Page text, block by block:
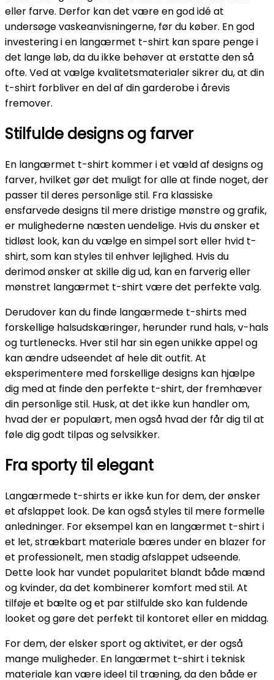
eller farve. Derfor kan det være en god idé at
undersøge vaskeanvisningerne, før du køber. En god
investering i en langærmet t-shirt kan spare penge i
det lange løb, da du ikke behøver at erstatte den så
ofte. Ved at vælge kvalitetsmaterialer sikrer du, at din
t-shirt forbliver en del af din garderobe i årevis
fremover.
Stilfulde designs og farver
En langærmet t-shirt kommer i et væld af designs og
farver, hvilket gør det muligt for alle at finde noget, der
passer til deres personlige stil. Fra klassiske
ensfarvede designs til mere dristige mønstre og grafik,
er mulighederne næsten uendelige. Hvis du ønsker et
tidløst look, kan du vælge en simpel sort eller hvid t-
shirt, som kan styles til enhver lejlighed. Hvis du
derimod ønsker at skille dig ud, kan en farverig eller
mønstret langærmet t-shirt være det perfekte valg.
Derudover kan du finde langærmede t-shirts med
forskellige halsudskæringer, herunder rund hals, v-hals
og turtlenecks. Hver stil har sin egen unikke appel og
kan ændre udseendet af hele dit outfit. At
eksperimentere med forskellige designs kan hjælpe
dig med at finde den perfekte t-shirt, der fremhæver
din personlige stil. Husk, at det ikke kun handler om,
hvad der er populært, men også hvad der får dig til at
føle dig godt tilpas og selvsikker.
Fra sporty til elegant
Langærmede t-shirts er ikke kun for dem, der ønsker
et afslappet look. De kan også styles til mere formelle
anledninger. For eksempel kan en langærmet t-shirt i
et let, strækbart materiale bæres under en blazer for
et professionelt, men stadig afslappet udseende.
Dette look har vundet popularitet blandt både mænd
og kvinder, da det kombinerer komfort med stil. At
tilføje et bælte og et par stilfulde sko kan fuldende
looket og gøre det perfekt til kontoret eller en middag.
For dem, der elsker sport og aktivitet, er der også
mange muligheder. En langærmet t-shirt i teknisk
materiale kan være ideel til træning, da den både er